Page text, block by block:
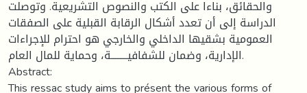
والحقائق، بناءا على الكتب والنصوص التشريعية. وتوصلت
الدراسة إلى أن تعدد أشكال الرقابة القبلية على الصفقات
العمومية بشقيها الداخلي والخارجي هو احترام للإجراءات
الإدارية، وضمان للشفافيــــــــة، وحماية للمال العام.
Abstract:
This ressac study aims to présent the various forms of